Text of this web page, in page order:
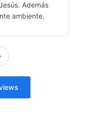
Además
ambiente.